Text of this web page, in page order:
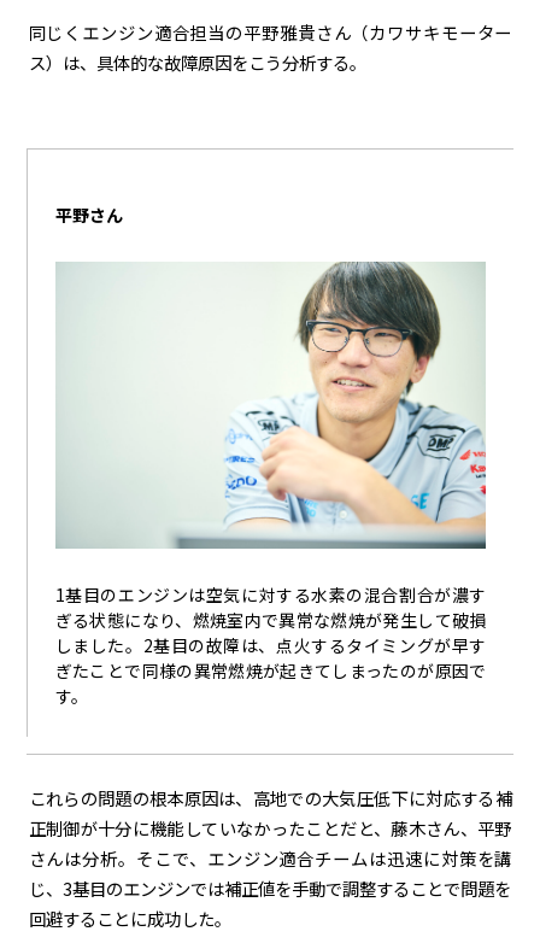
同じくエンジン適合担当の平野雅貴さん（カワサキモーター
ス）は、具体的な故障原因をこう分析する。
平野さん
1基目のエンジンは空気に対する水素の混合割合が濃す
ぎる状態になり、燃焼室内で異常な燃焼が発生して破損
しました。2基目の故障は、点火するタイミングが早す
ぎたことで同様の異常燃焼が起きてしまったのが原因で
す。
これらの問題の根本原因は、高地での大気圧低下に対応する補
正制御が十分に機能していなかったことだと、藤木さん、平野
さんは分析。そこで、エンジン適合チームは迅速に対策を講
じ、3基目のエンジンでは補正値を手動で調整することで問題を
回避することに成功した。